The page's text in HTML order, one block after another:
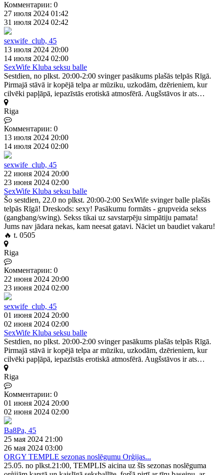
Комментарии: 0
27 июля 2024 01:42
31 июля 2024 02:42
sexwife_club, 45
13 июля 2024 20:00
14 июля 2024 02:00
SexWife Kluba seksu balle
Sestdien, no plkst. 20:00-2:00 svinger pasākums plašās telpās Rīgā.
Pirmajā stāvā ir kopējā telpa ar mūziku, uzkodām, dzērieniem, kur
cilvēki papļāpā, iepazīstās erotiskā atmosfērā. Augšstāvos ir ats…
Riga
Комментарии: 0
13 июля 2024 20:00
14 июля 2024 02:00
sexwife_club, 45
22 июня 2024 20:00
23 июня 2024 02:00
SexWife Kluba seksu balle
Šo sestdien, 22.0 no plkst. 20:00-2:00 SexWife svinger balle plašās
telpās Rīgā! Dreskods: sexy! Pasākumu formāts - grupveida sekss
(gangbang/swing). Sekss tikai uz savstarpēju simpātiju pamata!
Jums nav jādara nekas, kam neesat gatavi. Nāciet un baudiet vakaru!
🔥 t. 0505
Riga
Комментарии: 0
22 июня 2024 20:00
23 июня 2024 02:00
sexwife_club, 45
01 июня 2024 20:00
02 июня 2024 02:00
SexWife Kluba seksu balle
Sestdien, no plkst. 20:00-2:00 svinger pasākums plašās telpās Rīgā.
Pirmajā stāvā ir kopējā telpa ar mūziku, uzkodām, dzērieniem, kur
cilvēki papļāpā, iepazīstās erotiskā atmosfērā. Augšstāvos ir ats…
Riga
Комментарии: 0
01 июня 2024 20:00
02 июня 2024 02:00
Ba8Pa, 45
25 мая 2024 21:00
26 мая 2024 03:00
ORGY TEMPLE sezonas noslēgumu Orģijas...
25.05. no plkst.21:00, TEMPLIS aicina uz šīs sezonas noslēguma